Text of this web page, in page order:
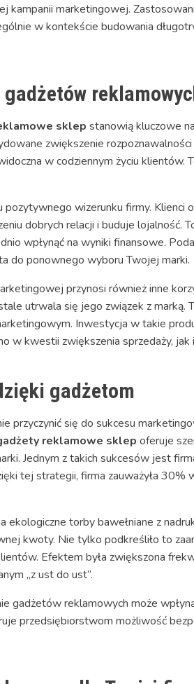
kampanii marketingowej.
w kontekście budowania
sklep stanowią kluczowe
zwiększenie
w codziennym życiu klientów.
wizerunku firmy. Klienci
dobrych relacji i buduje lojalność.
wpłynąć na wyniki finansowe.
do ponownego wyboru Twojej marki.
przynosi również inne
utrwala się jego związek z marką.
Inwestycja w takie
w kwestii zwiększenia sprzedaży,
gadżetom
przyczynić się do sukcesu
reklamowe sklep oferuje
Jednym z takich sukcesów jest
tej strategii, firma zauważyła
ekologiczne torby bawełniane z
kwoty. Nie tylko podkreśliło to
Efektem była zwiększona
„z ust do ust”.
gadżetów reklamowych może
przedsiębiorstwom możliwość